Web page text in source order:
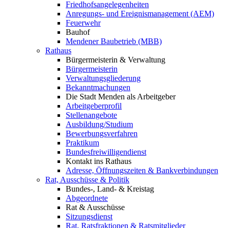
Friedhofsangelegenheiten
Anregungs- und Ereignismanagement (AEM)
Feuerwehr
Bauhof
Mendener Baubetrieb (MBB)
Rathaus
Bürgermeisterin & Verwaltung
Bürgermeisterin
Verwaltungsgliederung
Bekanntmachungen
Die Stadt Menden als Arbeitgeber
Arbeitgeberprofil
Stellenangebote
Ausbildung/Studium
Bewerbungsverfahren
Praktikum
Bundesfreiwilligendienst
Kontakt ins Rathaus
Adresse, Öffnungszeiten & Bankverbindungen
Rat, Ausschüsse & Politik
Bundes-, Land- & Kreistag
Abgeordnete
Rat & Ausschüsse
Sitzungsdienst
Rat, Ratsfraktionen & Ratsmitglieder